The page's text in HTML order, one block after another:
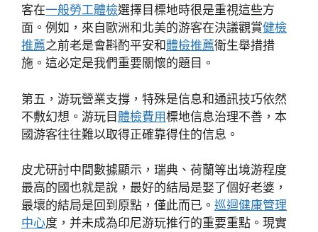
客在一般勞工體檢選擇目標地時很是重視這些方
面。例如，來自歐洲和北美的游客在決議觀賞健檢
推薦之前老是會斟酌平安和體檢推薦衛生舉措措
施。這必定是我們重要關懷的題目。
第五，游玩營業支撐，特殊是信息和通訊技巧依然
不敷幻想。游玩目 體檢費用標地信息治理不善，本
國游客往往難以取得正確靠得住的信息。
皮尤研討中間數據顯示，瑞典、荷蘭等出境游程度
最高的國也就是說，最好的結局是娶了個好老婆，
最壞的結局是回到原點，僅此而已。 巡迴健康管理
中心度，并未成為印尼游玩推行的重要重點。現實